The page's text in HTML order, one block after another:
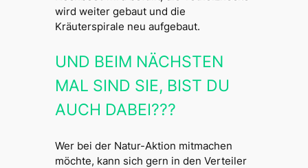
wird weiter gebaut und die
Kräuterspirale neu aufgebaut.
UND BEIM NÄCHSTEN
MAL SIND SIE, BIST DU
AUCH DABEI???
Wer bei der Natur-Aktion mitmachen
möchte, kann sich gern in den Verteiler